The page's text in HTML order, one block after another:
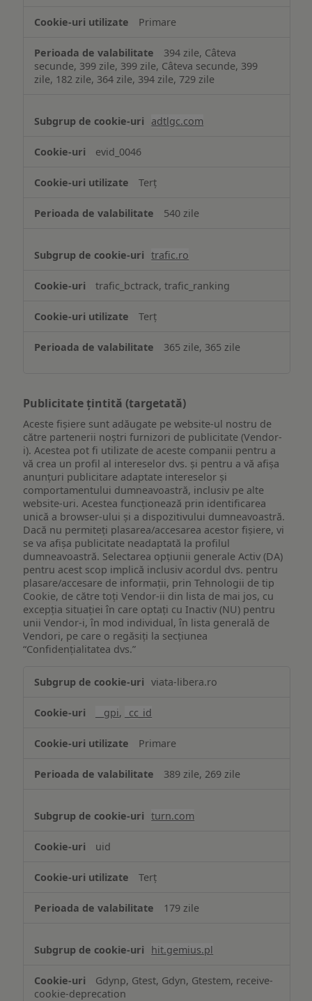
Primare
394 zile, Câteva
secunde, 399 zile, 399 zile, Câteva secunde, 399
zile, 182 zile, 364 zile, 394 zile, 729 zile
adtlgc.com
evid_0046
Terț
540 zile
trafic.ro
trafic_bctrack, trafic_ranking
Terț
365 zile, 365 zile
Publicitate țintită (targetată)
Aceste fișiere sunt adăugate pe website-ul nostru de
către partenerii noștri furnizori de publicitate (Vendor-
i). Acestea pot fi utilizate de aceste companii pentru a
vă crea un profil al intereselor dvs. și pentru a vă afișa
anunțuri publicitare adaptate intereselor și
comportamentului dumneavoastră, inclusiv pe alte
website-uri. Acestea funcționează prin identificarea
unică a browser-ului și a dispozitivului dumneavoastră.
Dacă nu permiteți plasarea/accesarea acestor fișiere, vi
se va afișa publicitate neadaptată la profilul
dumneavoastră. Selectarea opțiunii generale Activ (DA)
pentru acest scop implică inclusiv acordul dvs. pentru
plasare/accesare de informații, prin Tehnologii de tip
Cookie, de către toți Vendor-ii din lista de mai jos, cu
excepția situației în care optați cu Inactiv (NU) pentru
unii Vendor-i, în mod individual, în lista generală de
Vendori, pe care o regăsiți la secțiunea
“Confidențialitatea dvs.”
țintită
viata-libera.ro
__gpi, _cc_id
Primare
389 zile, 269 zile
turn.com
uid
Terț
179 zile
hit.gemius.pl
Gdynp, Gtest, Gdyn, Gtestem, receive-
cookie-deprecation